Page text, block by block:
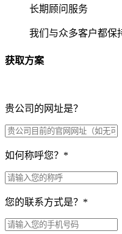
长期顾问服务
我们与众多客户都保
获取方案
贵公司的网址是？
如何称呼您？ *
您的联系方式是？ *